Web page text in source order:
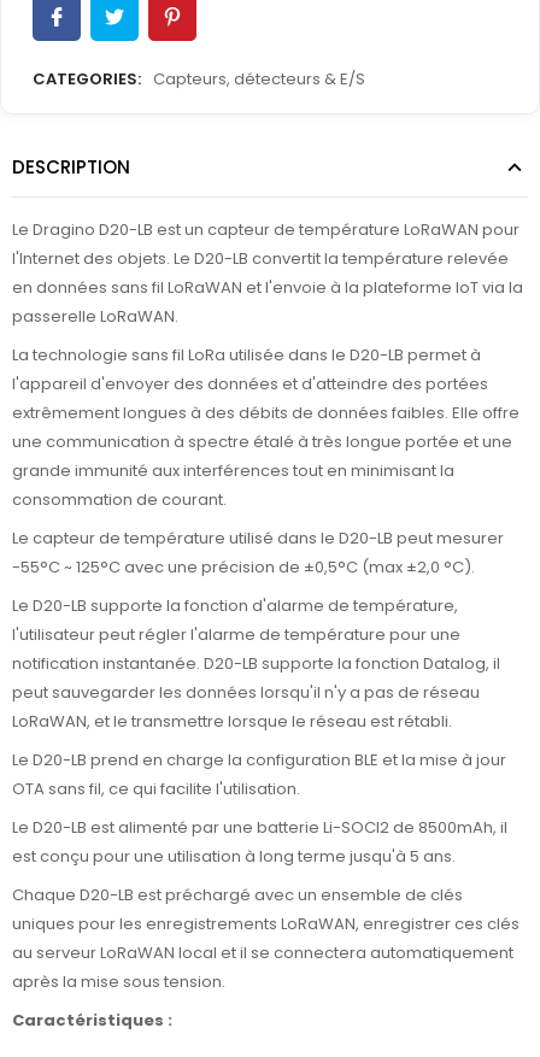
CATEGORIES: Capteurs, détecteurs & E/S
DESCRIPTION
Le Dragino D20-LB est un capteur de température LoRaWAN pour
l'Internet des objets. Le D20-LB convertit la température relevée
en données sans fil LoRaWAN et l'envoie à la plateforme IoT via la
passerelle LoRaWAN.
La technologie sans fil LoRa utilisée dans le D20-LB permet à
l'appareil d'envoyer des données et d'atteindre des portées
extrêmement longues à des débits de données faibles. Elle offre
une communication à spectre étalé à très longue portée et une
grande immunité aux interférences tout en minimisant la
consommation de courant.
Le capteur de température utilisé dans le D20-LB peut mesurer
-55°C ~ 125°C avec une précision de ±0,5°C (max ±2,0 °C).
Le D20-LB supporte la fonction d'alarme de température,
l'utilisateur peut régler l'alarme de température pour une
notification instantanée. D20-LB supporte la fonction Datalog, il
peut sauvegarder les données lorsqu'il n'y a pas de réseau
LoRaWAN, et le transmettre lorsque le réseau est rétabli.
Le D20-LB prend en charge la configuration BLE et la mise à jour
OTA sans fil, ce qui facilite l'utilisation.
Le D20-LB est alimenté par une batterie Li-SOCI2 de 8500mAh, il
est conçu pour une utilisation à long terme jusqu'à 5 ans.
Chaque D20-LB est préchargé avec un ensemble de clés
uniques pour les enregistrements LoRaWAN, enregistrer ces clés
au serveur LoRaWAN local et il se connectera automatiquement
après la mise sous tension.
Caractéristiques :